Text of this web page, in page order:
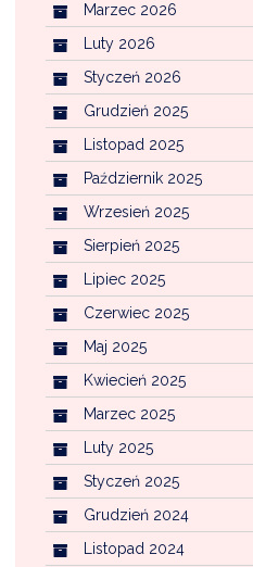
Marzec 2026
Luty 2026
Styczeń 2026
Grudzień 2025
Listopad 2025
Październik 2025
Wrzesień 2025
Sierpień 2025
Lipiec 2025
Czerwiec 2025
Maj 2025
Kwiecień 2025
Marzec 2025
Luty 2025
Styczeń 2025
Grudzień 2024
Listopad 2024